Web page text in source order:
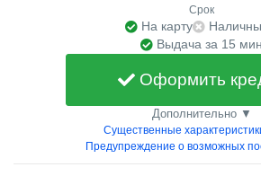
Срок
На карту
Выдача за 15 мин
Оформить
Дополнительно ▼
Существенные
Предупреждение о возможных